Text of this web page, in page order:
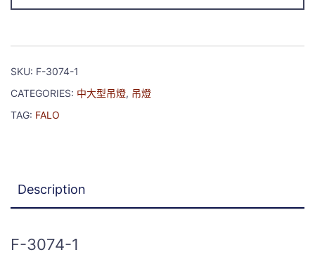
SKU: F-3074-1
CATEGORIES: 中大型吊燈, 吊燈
TAG: FALO
Description
F-3074-1